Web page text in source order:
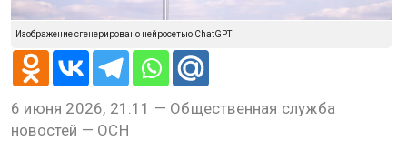
Изображение сгенерировано нейросетью ChatGPT
6 июня 2026, 21:11 — Общественная служба
новостей — ОСН